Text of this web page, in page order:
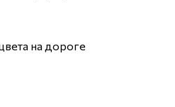
на дороге